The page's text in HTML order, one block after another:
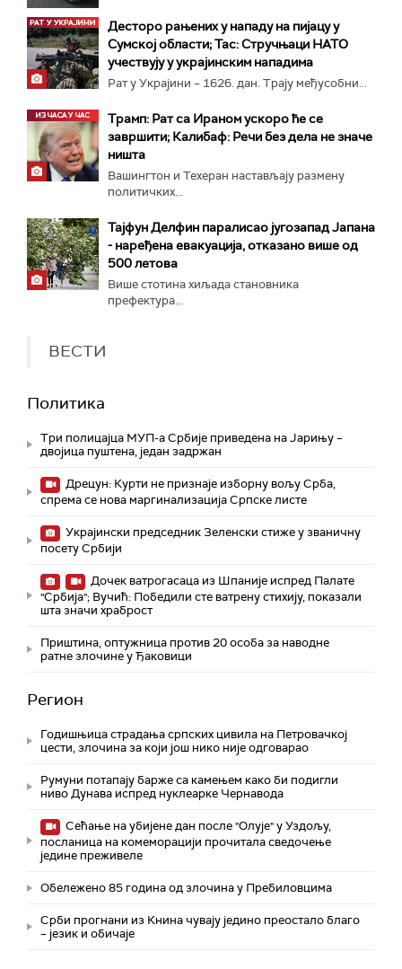
Десторо рањених у нападу на пијацу у
Сумској области; Тас: Стручњаци НАТО
учествују у украјинским нападима
Рат у Украјини – 1626. дан. Трају међусобни...
Трамп: Рат са Ираном ускоро ће се
завршити; Калибаф: Речи без дела не значе
ништа
Вашингтон и Техеран настављају размену
политичких...
Тајфун Делфин паралисао југозапад Јапана
- наређена евакуација, отказано више од
500 летова
Више стотина хиљада становника
префектура...
ВЕСТИ
Политика
Три полицајца МУП-а Србије приведена на Јарињу –
двојица пуштена, један задржан
Дрецун: Курти не признаје изборну вољу Срба,
спрема се нова маргинализација Српске листе
Украјински председник Зеленски стиже у званичну
посету Србији
Дочек ватрогасаца из Шпаније испред Палате
"Србија"; Вучић: Победили сте ватрену стихију, показали
шта значи храброст
Приштина, оптужница против 20 особа за наводне
ратне злочине у Ђаковици
Регион
Годишњица страдања српских цивила на Петровачкој
цести, злочина за који још нико није одговарао
Румуни потапају барже са камењем како би подигли
ниво Дунава испред нуклеарке Чернавода
Сећање на убијене дан после "Олује" у Уздољу,
посланица на комеморацији прочитала сведочење
једине преживеле
Обележено 85 година од злочина у Пребиловцима
Срби прогнани из Книна чувају једино преостало благо
– језик и обичаје